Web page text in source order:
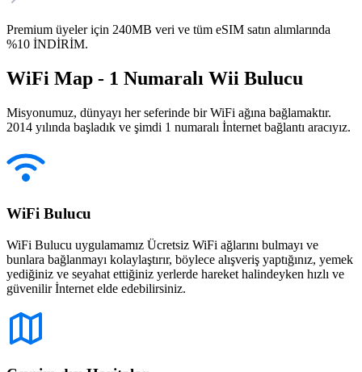
Premium üyeler için 240MB veri ve tüm eSIM satın alımlarında
%10 İNDİRİM.
WiFi Map - 1 Numaralı Wii Bulucu
Misyonumuz, dünyayı her seferinde bir WiFi ağına bağlamaktır.
2014 yılında başladık ve şimdi 1 numaralı İnternet bağlantı aracıyız.
WiFi Bulucu
WiFi Bulucu uygulamamız Ücretsiz WiFi ağlarını bulmayı ve
bunlara bağlanmayı kolaylaştırır, böylece alışveriş yaptığınız, yemek
yediğiniz ve seyahat ettiğiniz yerlerde hareket halindeyken hızlı ve
güvenilir İnternet elde edebilirsiniz.